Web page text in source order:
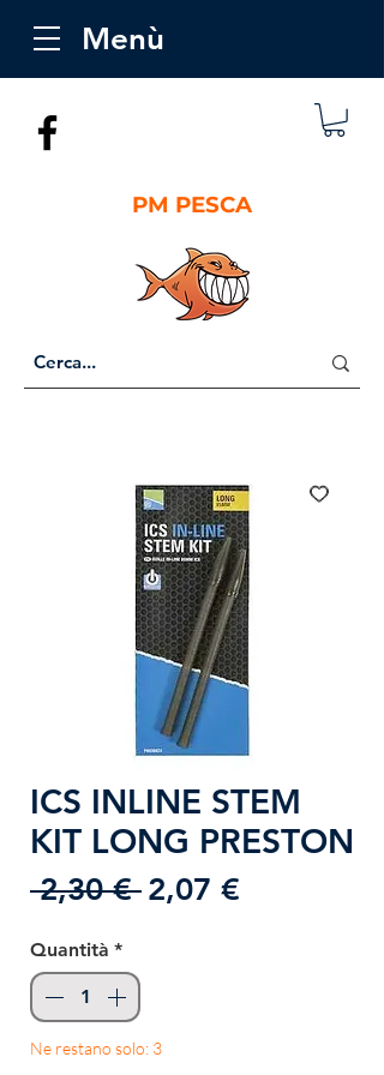
PM PESCA
Menù
ICS INLINE STEM
KIT LONG PRESTON
2,30 € Prezzo
2,07 €
Quantità *
Ne restano solo: 3